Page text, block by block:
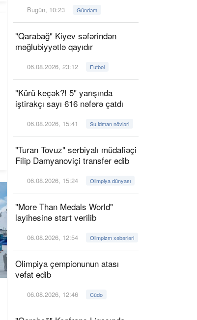
Bugün, 10:23 Gündəm
"Qarabağ" Kiyev səfərindən
məğlubiyyətlə qayıdır
06.08.2026, 23:12 Futbol
"Kürü keçək?! 5" yarışında
iştirakçı sayı 616 nəfərə çatdı
06.08.2026, 15:41 Su idman növləri
"Turan Tovuz" serbiyalı müdafiəçi
Filip Damyanoviçi transfer edib
06.08.2026, 15:24 Olimpiya dünyası
"More Than Medals World"
layihəsinə start verilib
06.08.2026, 12:54 Olimpizm xəbərləri
Olimpiya çempionunun atası
vəfat edib
06.08.2026, 12:46 Cüdo